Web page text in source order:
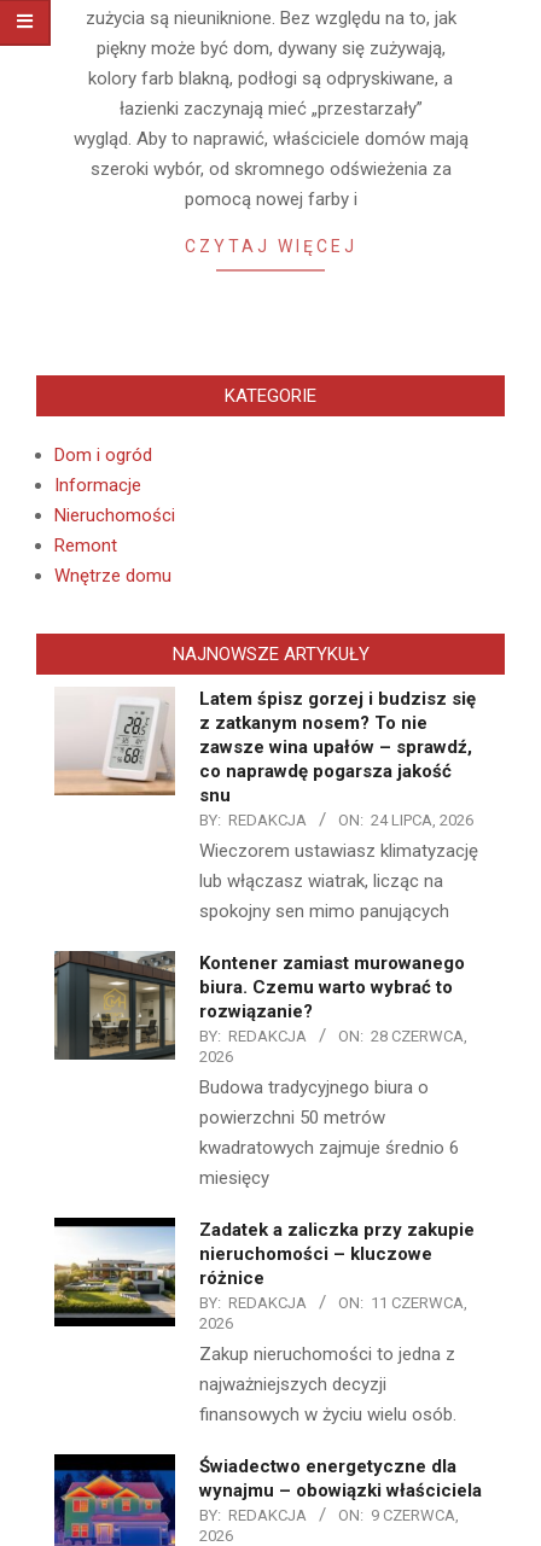
zużycia są nieuniknione. Bez względu na to, jak
piękny może być dom, dywany się zużywają,
kolory farb blakną, podłogi są odpryskiwane, a
łazienki zaczynają mieć „przestarzały”
wygląd. Aby to naprawić, właściciele domów mają
szeroki wybór, od skromnego odświeżenia za
pomocą nowej farby i
CZYTAJ WIĘCEJ
KATEGORIE
Dom i ogród
Informacje
Nieruchomości
Remont
Wnętrze domu
NAJNOWSZE ARTYKUŁY
Latem śpisz gorzej i budzisz się
z zatkanym nosem? To nie
zawsze wina upałów – sprawdź,
co naprawdę pogarsza jakość
snu
BY: REDAKCJA ON: 24 LIPCA, 2026
Wieczorem ustawiasz klimatyzację
lub włączasz wiatrak, licząc na
spokojny sen mimo panujących
Kontener zamiast murowanego
biura. Czemu warto wybrać to
rozwiązanie?
BY: REDAKCJA ON: 28 CZERWCA,
2026
Budowa tradycyjnego biura o
powierzchni 50 metrów
kwadratowych zajmuje średnio 6
miesięcy
Zadatek a zaliczka przy zakupie
nieruchomości – kluczowe
różnice
BY: REDAKCJA ON: 11 CZERWCA,
2026
Zakup nieruchomości to jedna z
najważniejszych decyzji
finansowych w życiu wielu osób.
Świadectwo energetyczne dla
wynajmu – obowiązki właściciela
BY: REDAKCJA ON: 9 CZERWCA,
2026